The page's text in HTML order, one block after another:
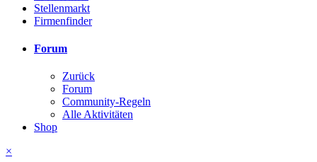
Stellenmarkt
Firmenfinder
Forum
Zurück
Forum
Community-Regeln
Alle Aktivitäten
Shop
×